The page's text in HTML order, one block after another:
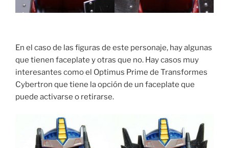
En el caso de las figuras de este personaje, hay algunas
que tienen faceplate y otras que no. Hay casos muy
interesantes como el Optimus Prime de Transformes
Cybertron que tiene la opción de un faceplate que
puede activarse o retirarse.